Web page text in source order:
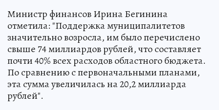
Министр финансов Ирина Бегинина
отметила: "Поддержка муниципалитетов
значительно возросла, им было перечислено
свыше 74 миллиардов рублей, что составляет
почти 40% всех расходов областного бюджета.
По сравнению с первоначальными планами,
эта сумма увеличилась на 20,2 миллиарда
рублей".